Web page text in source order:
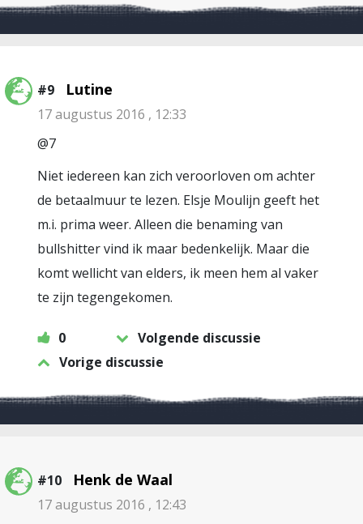
#9 Lutine
17 augustus 2016 , 12:33
@7
Niet iedereen kan zich veroorloven om achter
de betaalmuur te lezen. Elsje Moulijn geeft het
m.i. prima weer. Alleen die benaming van
bullshitter vind ik maar bedenkelijk. Maar die
komt wellicht van elders, ik meen hem al vaker
te zijn tegengekomen.
0
Volgende discussie
Vorige discussie
#10 Henk de Waal
17 augustus 2016 , 12:43